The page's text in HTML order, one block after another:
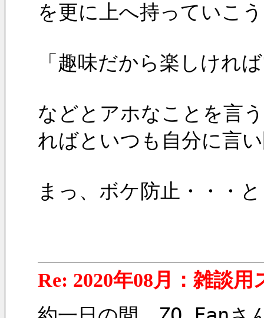
を更に上へ持っていこ
「趣味だから楽しけれ
などとアホなことを言
ればといつも自分に言
まっ、ボケ防止・・・
Re: 2020年08月：雑談用